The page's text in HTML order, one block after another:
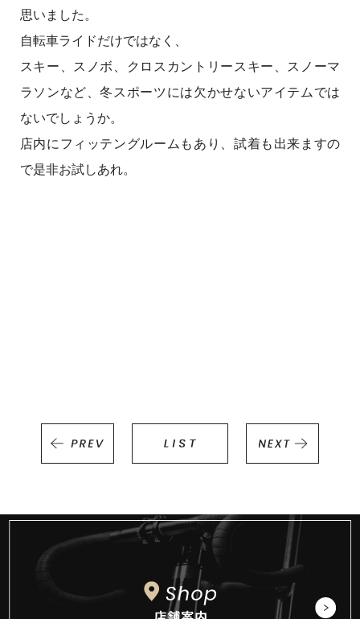
思いました。
自転車ライドだけではなく、
スキー、スノボ、クロスカントリースキー、スノーマ
ラソンなど、冬スポーツには欠かせないアイテムでは
ないでしょうか。
店内にフィッテングルームもあり、試着も出来ますの
で是非お試しあれ。